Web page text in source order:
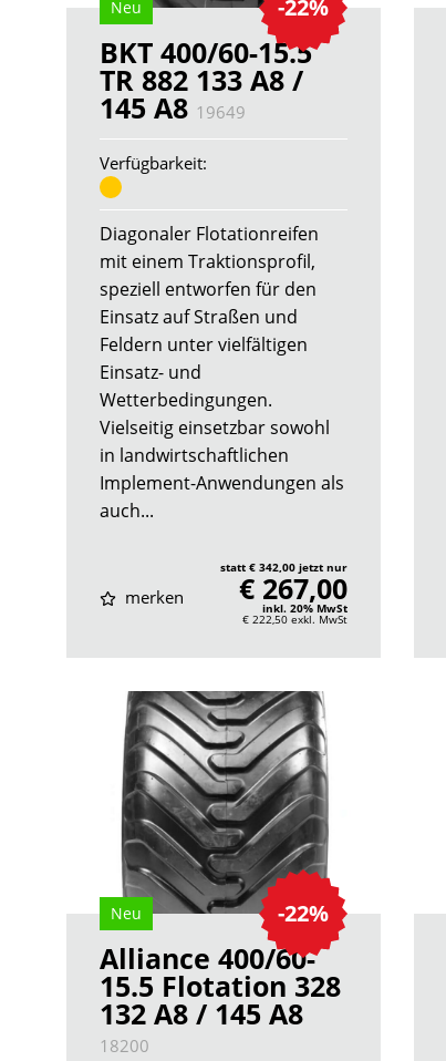
-22%
Neu
BKT 400/60-15.5
TR 882 133 A8 /
145 A8 19649
Verfügbarkeit:
Diagonaler Flotationreifen
mit einem Traktionsprofil,
speziell entworfen für den
Einsatz auf Straßen und
Feldern unter vielfältigen
Einsatz- und
Wetterbedingungen.
Vielseitig einsetzbar sowohl
in landwirtschaftlichen
Implement-Anwendungen als
auch...
merken
statt € 342,00 jetzt nur
€ 267,00
inkl. 20% MwSt
€ 222,50 exkl. MwSt
-22%
Neu
Alliance 400/60-
15.5 Flotation 328
132 A8 / 145 A8
18200